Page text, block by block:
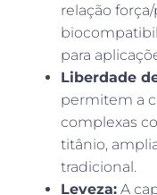
relação
para
Liberdade
permitem a
complexas
titânio,
tradicional.
Leveza: A